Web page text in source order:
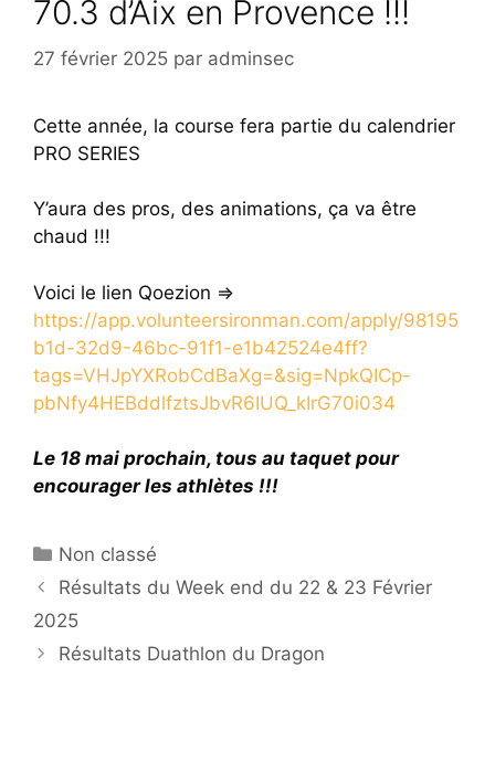
70.3 d’Aix en Provence !!!
27 février 2025 par adminsec
Cette année, la course fera partie du calendrier
PRO SERIES
Y’aura des pros, des animations, ça va être
chaud !!!
Voici le lien Qoezion =>
https://app.volunteersironman.com/apply/98195
b1d-32d9-46bc-91f1-e1b42524e4ff?
tags=VHJpYXRobCdBaXg=&sig=NpkQICp-
pbNfy4HEBddlfztsJbvR6IUQ_kIrG70i034
Le 18 mai prochain, tous au taquet pour
encourager les athlètes !!!
Catégories
Non classé
Résultats du Week end du 22 & 23 Février
2025
Résultats Duathlon du Dragon